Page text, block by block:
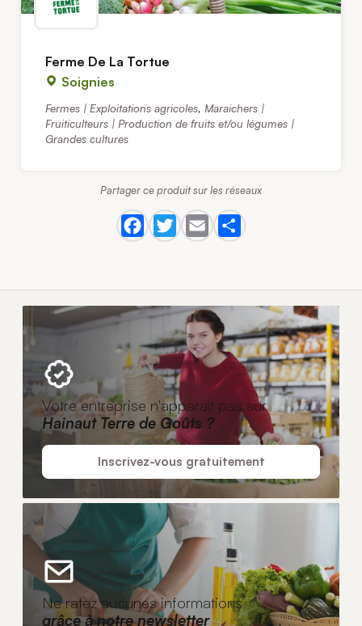
Ferme De La Tortue
Soignies
Fermes | Exploitations agricoles, Maraichers |
Fruiticulteurs | Production de fruits et/ou légumes |
Grandes cultures
Partager ce produit sur les réseaux
Votre entreprise n'apparaît pas sur
Hainaut Terre de Goûts ?
Inscrivez-vous gratuitement
Ne ratez aucunes informations
grâce à notre newsletter